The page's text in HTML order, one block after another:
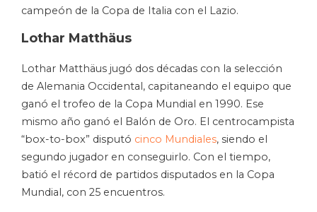
campeón de la Copa de Italia con el Lazio.
Lothar Matthäus
Lothar Matthäus jugó dos décadas con la selección
de Alemania Occidental, capitaneando el equipo que
ganó el trofeo de la Copa Mundial en 1990. Ese
mismo año ganó el Balón de Oro. El centrocampista
“box-to-box” disputó cinco Mundiales, siendo el
segundo jugador en conseguirlo. Con el tiempo,
batió el récord de partidos disputados en la Copa
Mundial, con 25 encuentros.